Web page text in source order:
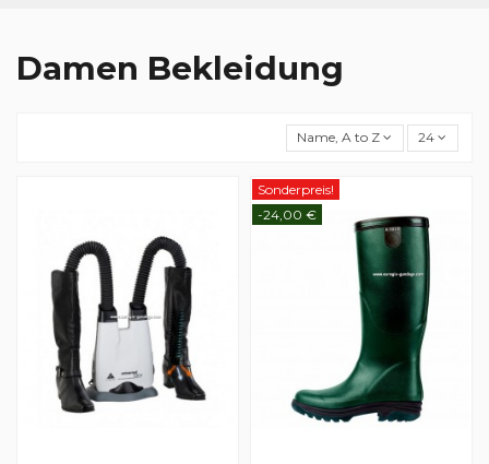
Damen Bekleidung
Name, A to Z 24
Sonderpreis!
-24,00 €